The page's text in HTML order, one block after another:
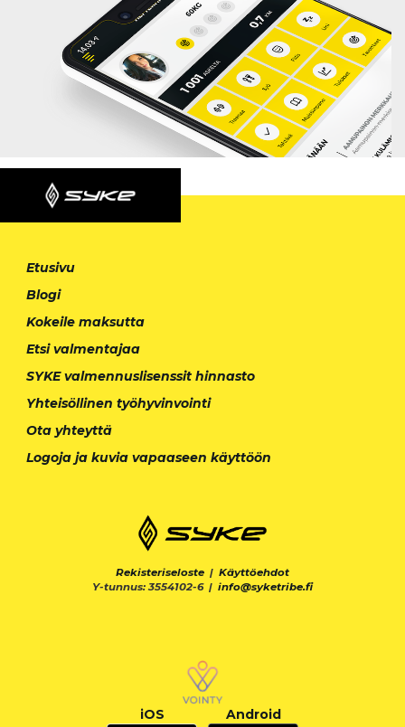
Etusivu
Blogi
Kokeile maksutta
Etsi valmentajaa
SYKE valmennuslisenssit hinnasto
Yhteisöllinen työhyvinvointi
Ota yhteyttä
Logoja ja kuvia vapaaseen käyttöön
Rekisteriseloste | Käyttöehdot
Y-tunnus: 3554102-6 | info@syketribe.fi
iOS Android